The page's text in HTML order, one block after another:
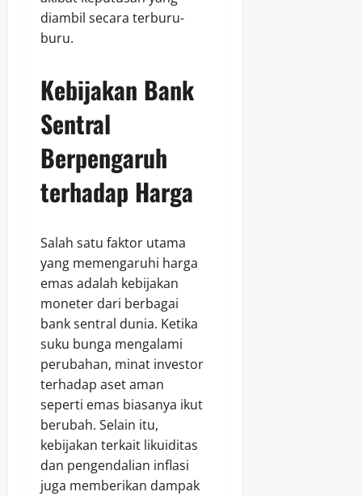
diambil secara terburu-
buru.
Kebijakan Bank
Sentral
Berpengaruh
terhadap Harga
Salah satu faktor utama
yang memengaruhi harga
emas adalah kebijakan
moneter dari berbagai
bank sentral dunia. Ketika
suku bunga mengalami
perubahan, minat investor
terhadap aset aman
seperti emas biasanya ikut
berubah. Selain itu,
kebijakan terkait likuiditas
dan pengendalian inflasi
juga memberikan dampak